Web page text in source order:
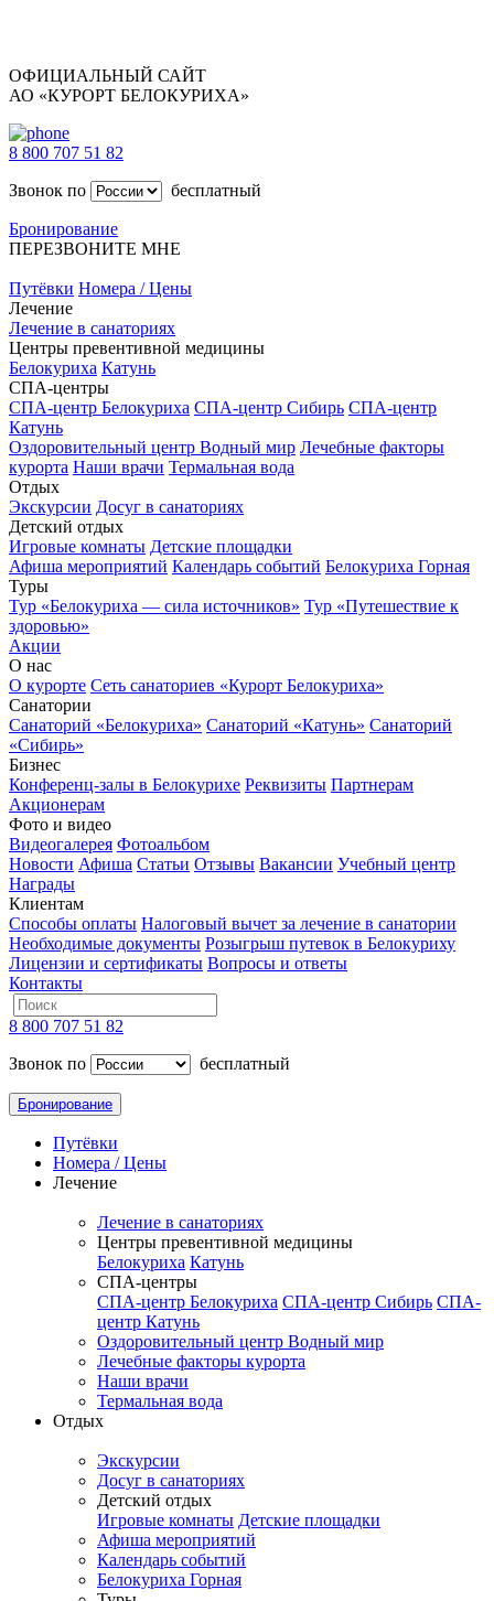
ОФИЦИАЛЬНЫЙ САЙТ
АО «КУРОРТ БЕЛОКУРИХА»
8 800 707 51 82
Звонок по
бесплатный
Бронирование
ПЕРЕЗВОНИТЕ МНЕ
Путёвки Номера / Цены
Лечение
Лечение в санаториях
Центры превентивной медицины
Белокуриха Катунь
СПА-центры
СПА-центр Белокуриха СПА-центр Сибирь СПА-центр
Катунь
Оздоровительный центр Водный мир Лечебные факторы
курорта Наши врачи Термальная вода
Отдых
Экскурсии Досуг в санаториях
Детский отдых
Игровые комнаты Детские площадки
Афиша мероприятий Календарь событий Белокуриха Горная
Туры
Тур «Белокуриха — сила источников» Тур «Путешествие к
здоровью»
Акции
О нас
О курорте Сеть санаториев «Курорт Белокуриха»
Санатории
Санаторий «Белокуриха» Санаторий «Катунь» Санаторий
«Сибирь»
Бизнес
Конференц-залы в Белокурихе Реквизиты Партнерам
Акционерам
Фото и видео
Видеогалерея Фотоальбом
Новости Афиша Статьи Отзывы Вакансии Учебный центр
Награды
Клиентам
Способы оплаты Налоговый вычет за лечение в санатории
Необходимые документы Розыгрыш путевок в Белокуриху
Лицензии и сертификаты Вопросы и ответы
Контакты
8 800 707 51 82
Звонок по
бесплатный
Бронирование
Путёвки
Номера / Цены
Лечение
Лечение в санаториях
Центры превентивной медицины
Белокуриха Катунь
СПА-центры
СПА-центр Белокуриха СПА-центр Сибирь СПА-
центр Катунь
Оздоровительный центр Водный мир
Лечебные факторы курорта
Наши врачи
Термальная вода
Отдых
Экскурсии
Досуг в санаториях
Детский отдых
Игровые комнаты Детские площадки
Афиша мероприятий
Календарь событий
Белокуриха Горная